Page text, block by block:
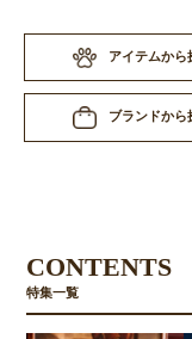
アイテムから
ブランドから
CONTENTS
特集一覧